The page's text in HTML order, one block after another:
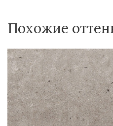
Похожие